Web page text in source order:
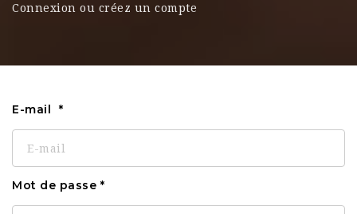
Connexion ou créez un compte
E-mail
Mot de passe